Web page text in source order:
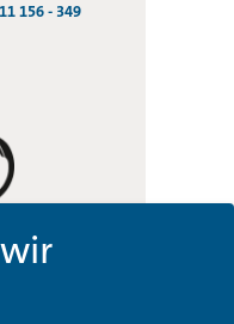
156 - 349